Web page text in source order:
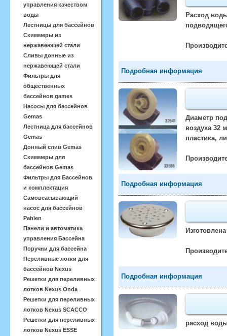
управления качеством
воды
Лестницы для бассейнов
Скиммеры из
нержавеющей стали
Сливы донные из
нержавеющей стали
Фильтры для
общественных
бассейнов games
Насосы для бассейнов
Gemas
Лестница для бассейнов
Gemas
Донный слив Gemas
Скиммеры для
бассейнов Gemas
Фильтры для Бассейнов
и комплектация
Самовсасывающий
насос для бассейнов
Pahlen
Панели и автоматика
управления Бассейна
Поручни для бассейна
Переливные лотки для
бассейнов Nexus
Решетки для переливных
лотков Nexus Onda
Решетки для переливных
лотков Nexus SCACCO
Решетки для переливных
лотков Nexus ESSE
Расход
Подробная информация
Диаметр
воздуха 32
пластика,
Подробная информация
Подробная информация
расход